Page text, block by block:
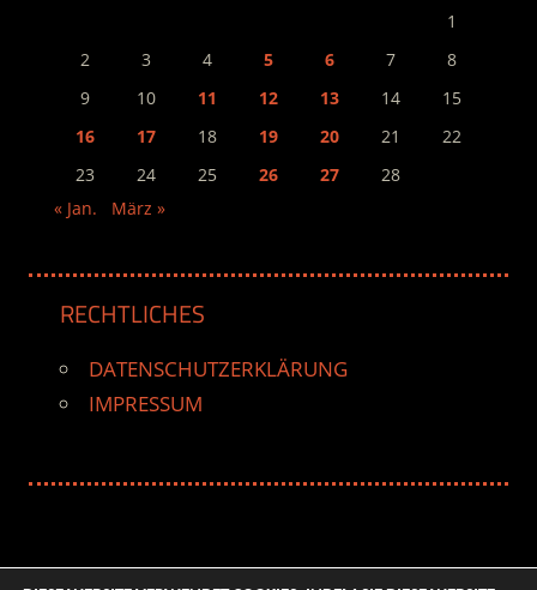
1
2
3 4 5 6 7
8
9
10 11 12 13 14
15
16
17 18 19 20 21
22
23
24 25 26 27
28
« Jan.
März »
RECHTLICHES
DATENSCHUTZERKLÄRUNG
IMPRESSUM